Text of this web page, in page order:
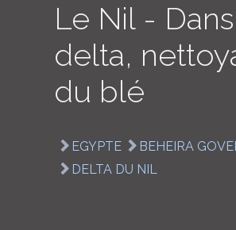
Le Nil -
delta,
du blé
EGYPTE
BEHEIRA
DELTA DU NIL